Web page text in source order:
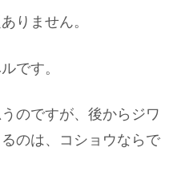
りません。
です。
のですが、後からジワ
のは、コショウならで